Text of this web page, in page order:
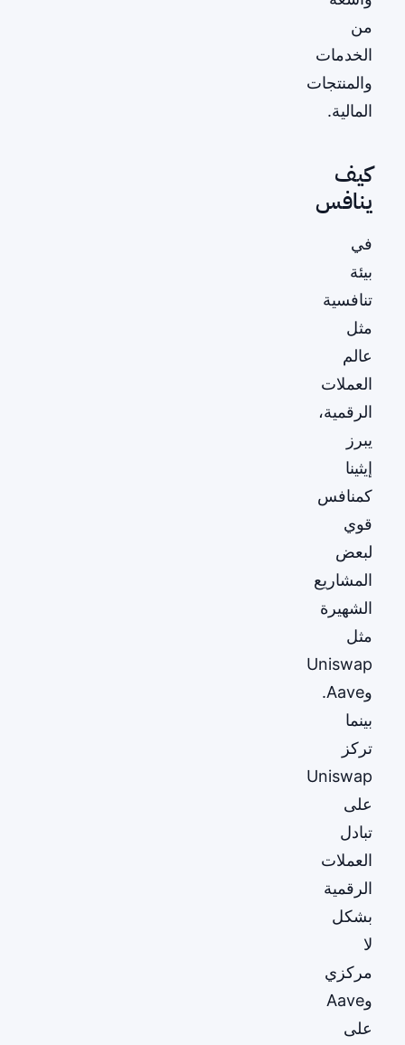
من
الخدمات
والمنتجات
المالية.
كيف
ينافس
في
بيئة
تنافسية
مثل
عالم
العملات
الرقمية،
يبرز
إيثينا
كمنافس
قوي
لبعض
المشاريع
الشهيرة
مثل
Uniswap
وAave.
بينما
تركز
Uniswap
على
تبادل
العملات
الرقمية
بشكل
لا
مركزي
وAave
على